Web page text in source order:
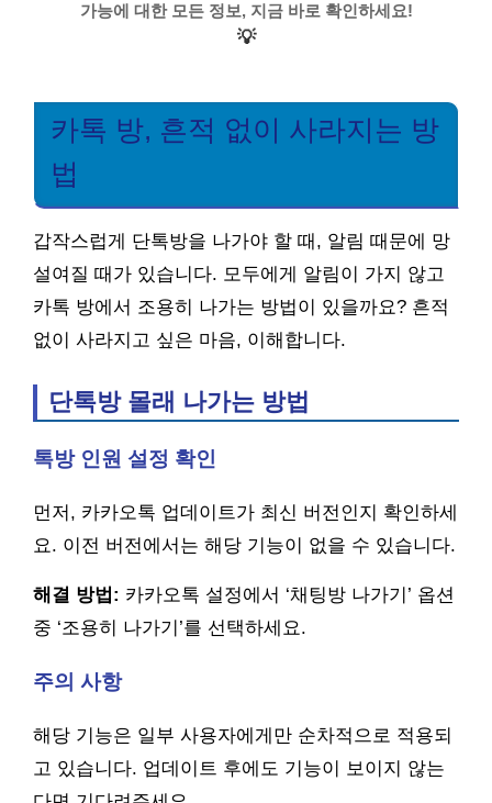
가능에 대한 모든 정보, 지금 바로 확인하세요!
💡
카톡 방, 흔적 없이 사라지는 방
법
갑작스럽게 단톡방을 나가야 할 때, 알림 때문에 망
설여질 때가 있습니다. 모두에게 알림이 가지 않고
카톡 방에서 조용히 나가는 방법이 있을까요? 흔적
없이 사라지고 싶은 마음, 이해합니다.
단톡방 몰래 나가는 방법
톡방 인원 설정 확인
먼저, 카카오톡 업데이트가 최신 버전인지 확인하세
요. 이전 버전에서는 해당 기능이 없을 수 있습니다.
해결 방법: 카카오톡 설정에서 ‘채팅방 나가기’ 옵션
중 ‘조용히 나가기’를 선택하세요.
주의 사항
해당 기능은 일부 사용자에게만 순차적으로 적용되
고 있습니다. 업데이트 후에도 기능이 보이지 않는